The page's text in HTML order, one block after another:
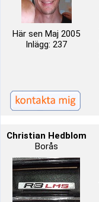
Här sen Maj 2005
Inlägg: 237
Christian Hedblom
Borås